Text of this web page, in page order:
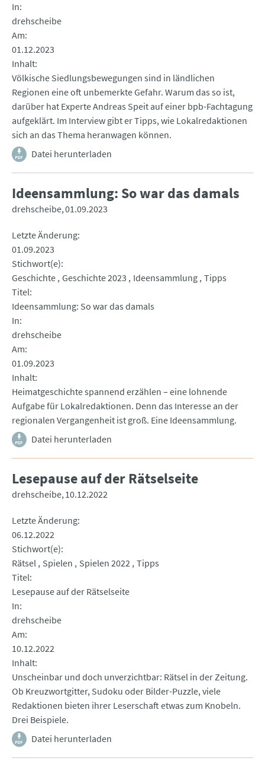
In
drehscheibe
Am
01.12.2023
Inhalt
Völkische Siedlungsbewegungen sind in ländlichen
Regionen eine oft unbemerkte Gefahr. Warum das so ist,
darüber hat Experte Andreas Speit auf einer bpb-Fachtagung
aufgeklärt. Im Interview gibt er Tipps, wie Lokalredaktionen
sich an das Thema heranwagen können.
Datei herunterladen
Ideensammlung: So war das damals
drehscheibe 01.09.2023
Letzte Änderung
01.09.2023
Stichwort(e)
Geschichte Geschichte 2023 Ideensammlung Tipps
Titel
Ideensammlung: So war das damals
In
drehscheibe
Am
01.09.2023
Inhalt
Heimatgeschichte spannend erzählen – eine lohnende
Aufgabe für Lokalredaktionen. Denn das Interesse an der
regionalen Vergangenheit ist groß. Eine Ideensammlung.
Datei herunterladen
Lesepause auf der Rätselseite
drehscheibe 10.12.2022
Letzte Änderung
06.12.2022
Stichwort(e)
Rätsel Spielen Spielen 2022 Tipps
Titel
Lesepause auf der Rätselseite
In
drehscheibe
Am
10.12.2022
Inhalt
Unscheinbar und doch unverzichtbar: Rätsel in der Zeitung.
Ob Kreuzwortgitter, Sudoku oder Bilder-Puzzle, viele
Redaktionen bieten ihrer Leserschaft etwas zum Knobeln.
Drei Beispiele.
Datei herunterladen